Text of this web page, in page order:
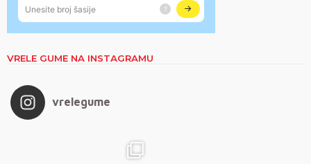
VRELE GUME NA INSTAGRAMU
vrelegume